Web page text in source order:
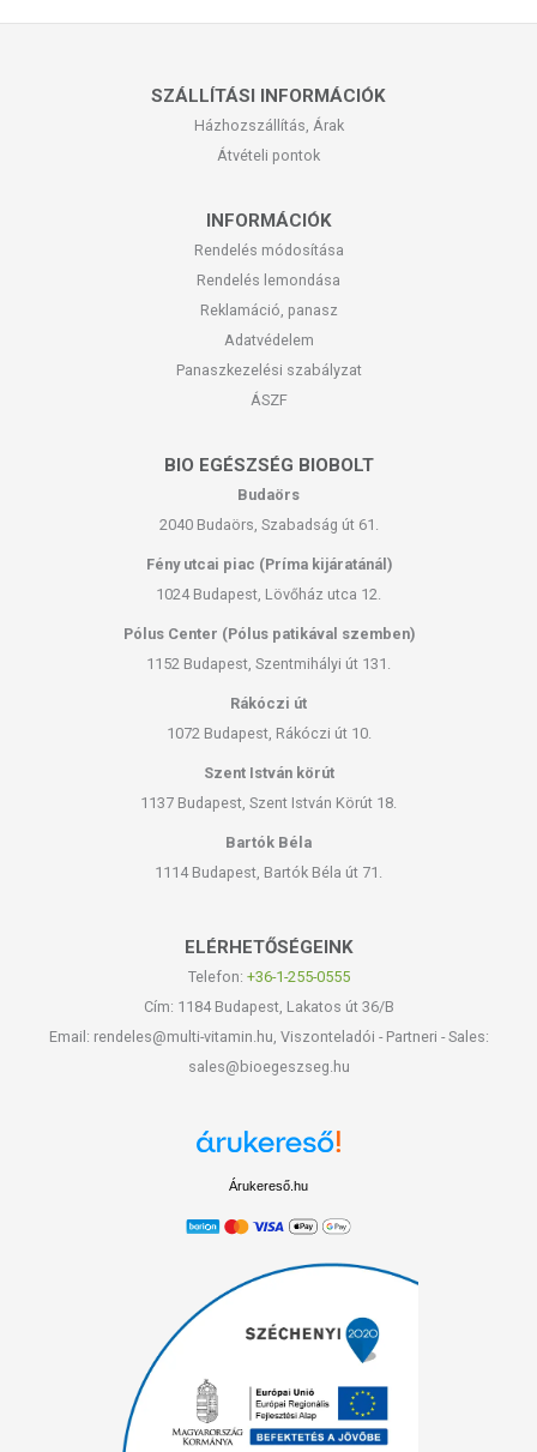
SZÁLLÍTÁSI INFORMÁCIÓK
Házhozszállítás, Árak
Átvételi pontok
INFORMÁCIÓK
Rendelés módosítása
Rendelés lemondása
Reklamáció, panasz
Adatvédelem
Panaszkezelési szabályzat
ÁSZF
BIO EGÉSZSÉG BIOBOLT
Budaörs
2040 Budaörs, Szabadság út 61.
Fény utcai piac (Príma kijáratánál)
1024 Budapest, Lövőház utca 12.
Pólus Center (Pólus patikával szemben)
1152 Budapest, Szentmihályi út 131.
Rákóczi út
1072 Budapest, Rákóczi út 10.
Szent István körút
1137 Budapest, Szent István Körút 18.
Bartók Béla
1114 Budapest, Bartók Béla út 71.
ELÉRHETŐSÉGEINK
Telefon: +36-1-255-0555
Cím: 1184 Budapest, Lakatos út 36/B
Email: rendeles@multi-vitamin.hu, Viszonteladói - Partneri - Sales:
sales@bioegeszseg.hu
Árukereső.hu